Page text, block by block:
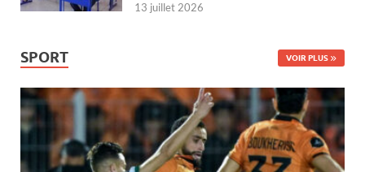
13 juillet 2026
SPORT VOIR PLUS